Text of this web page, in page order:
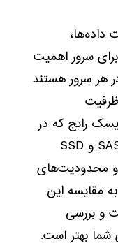
داده‌ها،
سرور اهمیت
هر سرور هستند
رایج که در
سرورها استفاده می‌شود، SAS، SATA و SSD
و محدودیت‌های
مقایسه این
و بررسی
شما بهتر است.